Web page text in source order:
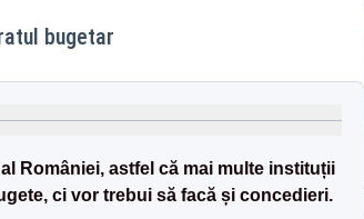
bugetar
României, astfel că mai multe instituții
ci vor trebui să facă și concedieri.